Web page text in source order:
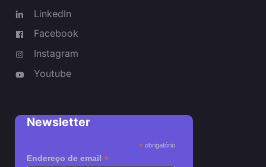
LinkedIn
Facebook
Instagram
Youtube
Newsletter
*obrigatório
Endereço de email *